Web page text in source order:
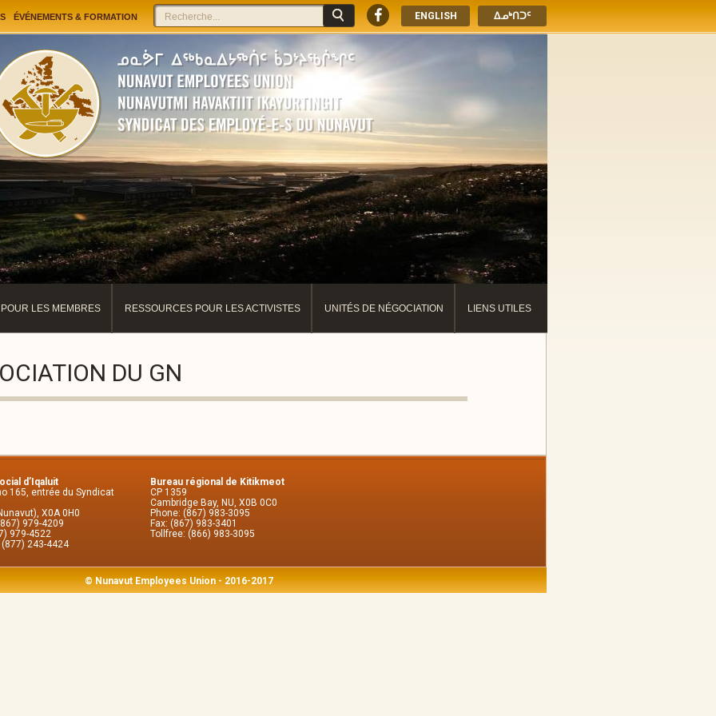
Jump to navigation ENGLISH ᐃᓄᒃᑎᑐᑦ
Formulaire de recherche
Rechercher
ÉVÉNEMENTS & FORMATION
POUR LES MEMBRES RESSOURCES POUR LES ACTIVISTES UNITÉS DE NÉGOCIATION LIENS UTILES
DU GN
d’Iqaluit
165, entrée du Syndicat
X0A 0H0
979-4209
979-4522
243-4424
Bureau régional de Kitikmeot
CP 1359
Cambridge Bay, NU, X0B 0C0
Phone: (867) 983-3095
Fax: (867) 983-3401
Tollfree: (866) 983-3095
© Nunavut Employees Union - 2016-2017